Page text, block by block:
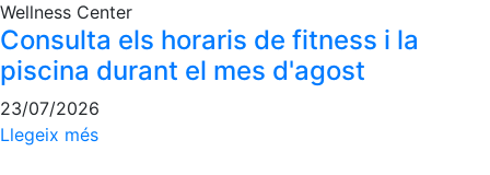
Wellness Center
Consulta els horaris de fitness i la
piscina durant el mes d'agost
23/07/2026
Llegeix més